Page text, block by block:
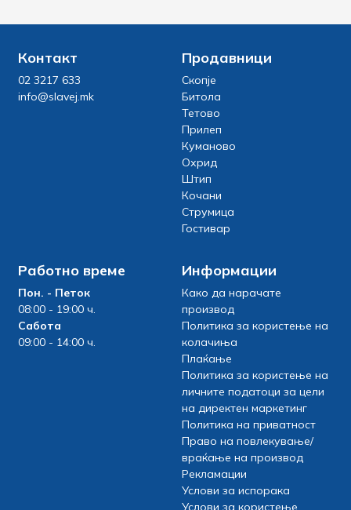
Контакт
02 3217 633
info@slavej.mk
Продавници
Скопје
Битола
Тетово
Прилеп
Куманово
Охрид
Штип
Кочани
Струмица
Гостивар
Работно време
Пон. - Петок
08:00 - 19:00 ч.
Сабота
09:00 - 14:00 ч.
Информации
Како да нарачате
производ
Политика за користење на
колачиња
Плаќање
Политика за користење на
личните податоци за цели
на директен маркетинг
Политика на приватност
Право на повлекување/
враќање на производ
Рекламации
Услови за испорака
Услови за користење